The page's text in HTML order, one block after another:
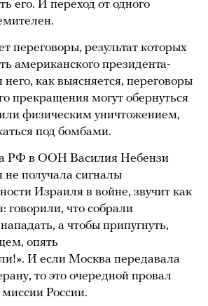
его. И переход от одного
переговоры, результат которых
американского президента-
как выясняется, переговоры
прекращения могут обернуться
физическим уничтожением,
под бомбами.
РФ в ООН Василия Небензи
не получала сигналы
Израиля в войне, звучит как
говорили, что собрали
а чтобы припугнуть,
опять
И если Москва передавала
то это очередной провал
России.